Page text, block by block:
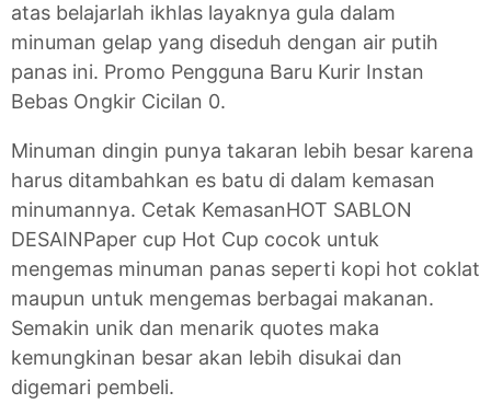
atas belajarlah ikhlas layaknya gula dalam
minuman gelap yang diseduh dengan air putih
panas ini. Promo Pengguna Baru Kurir Instan
Bebas Ongkir Cicilan 0.
Minuman dingin punya takaran lebih besar karena
harus ditambahkan es batu di dalam kemasan
minumannya. Cetak KemasanHOT SABLON
DESAINPaper cup Hot Cup cocok untuk
mengemas minuman panas seperti kopi hot coklat
maupun untuk mengemas berbagai makanan.
Semakin unik dan menarik quotes maka
kemungkinan besar akan lebih disukai dan
digemari pembeli.